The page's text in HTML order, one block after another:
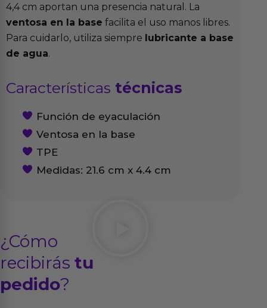
4,4 cm aportan una presencia natural. La
ventosa en la base facilita el uso manos libres.
Para cuidarlo, utiliza siempre lubricante a base
de agua.
Características técnicas
Función de eyaculación
Ventosa en la base
TPE
Medidas: 21.6 cm x 4.4 cm
¿Cómo
recibirás tu
pedido?